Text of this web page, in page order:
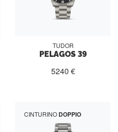
TUDOR
PELAGOS 39
5240 €
CINTURINO DOPPIO